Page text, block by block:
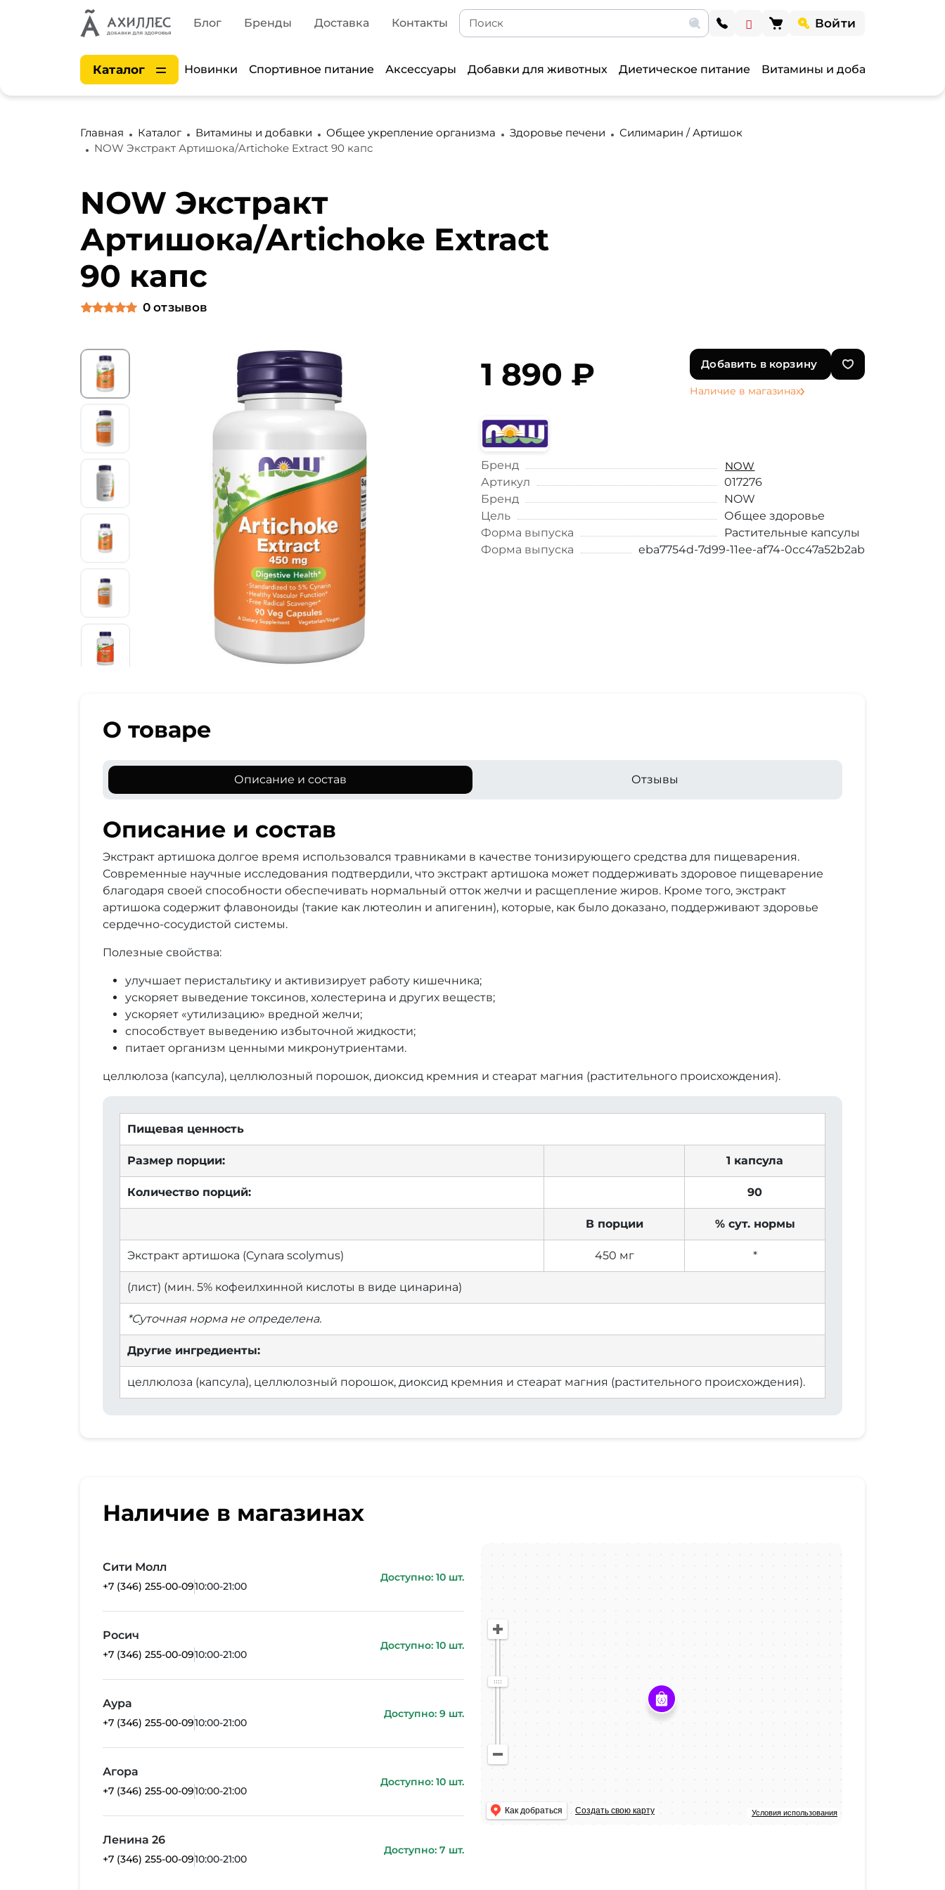
Блог Бренды Доставка Контакты Войти
Каталог Новинки Спортивное питание Аксессуары Добавки для животных Диетическое питание Витамины и добавки
Главная Каталог Витамины и добавки Общее укрепление организма Здоровье печени
Силимарин / Артишок
NOW Экстракт Артишока/Artichoke Extract 90 капс
NOW Экстракт
Артишока/Artichoke Extract
90 капс
0 отзывов
1 890 ₽ Добавить в корзину
Наличие в магазинах
Бренд
NOW
Артикул
017276
Бренд
NOW
Цель
Общее здоровье
Форма выпуска
Растительные капсулы
Форма выпуска
eba7754d-7d99-11ee-af74-0cc47a52b2ab
О товаре
Описание и состав Отзывы
Описание и состав
Экстракт артишока долгое время использовался травниками в качестве тонизирующего средства для пищеварения.
Современные научные исследования подтвердили, что экстракт артишока может поддерживать здоровое пищеварение
благодаря своей способности обеспечивать нормальный отток желчи и расщепление жиров. Кроме того, экстракт
артишока содержит флавоноиды (такие как лютеолин и апигенин), которые, как было доказано, поддерживают здоровье
сердечно-сосудистой системы.
Полезные свойства:
улучшает перистальтику и активизирует работу кишечника;
ускоряет выведение токсинов, холестерина и других веществ;
ускоряет «утилизацию» вредной желчи;
способствует выведению избыточной жидкости;
питает организм ценными микронутриентами.
целлюлоза (капсула), целлюлозный порошок, диоксид кремния и стеарат магния (растительного происхождения).
Пищевая ценность
Размер порции: 1 капсула
Количество порций: 90
В порции % сут. нормы
Экстракт артишока (Cynara scolymus) 450 мг *
(лист) (мин. 5% кофеилхинной кислоты в виде цинарина)
*Суточная норма не определена.
Другие ингредиенты:
целлюлоза (капсула), целлюлозный порошок, диоксид кремния и стеарат магния (растительного происхождения).
Наличие в магазинах
Сити Молл
+7 (346) 255-00-0910:00-21:00
Доступно: 10 шт.
Росич
+7 (346) 255-00-0910:00-21:00
Доступно: 10 шт.
Аура
+7 (346) 255-00-0910:00-21:00
Доступно: 9 шт.
Агора
+7 (346) 255-00-0910:00-21:00
Доступно: 10 шт.
Ленина 26
+7 (346) 255-00-0910:00-21:00
Доступно: 7 шт.
Условия использования
Как добраться Создать свою карту